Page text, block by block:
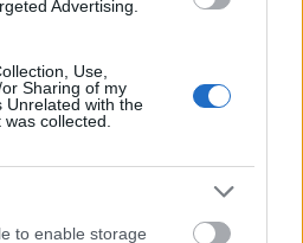
Advertising.
Use,
Sharing of my
Unrelated with the
collected.
to enable storage
verdenscupåpningen i Ruka.
NordicFocus